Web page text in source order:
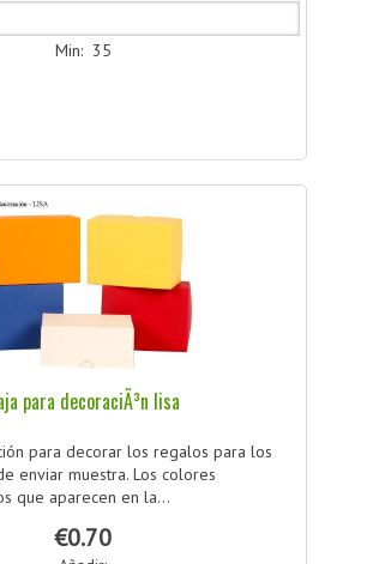
Min: 35
para decoraciÃ³n lisa
para decorar los regalos para los
enviar muestra. Los colores
que aparecen en la...
€0.70